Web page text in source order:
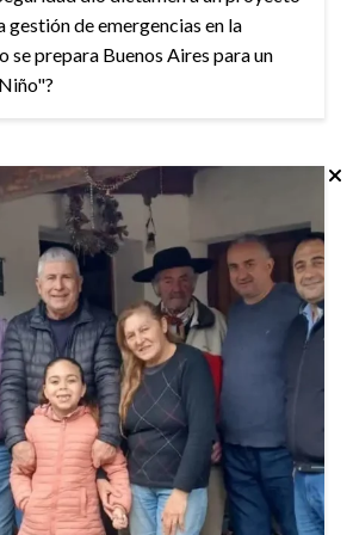
gestión de emergencias en la
se prepara Buenos Aires para un